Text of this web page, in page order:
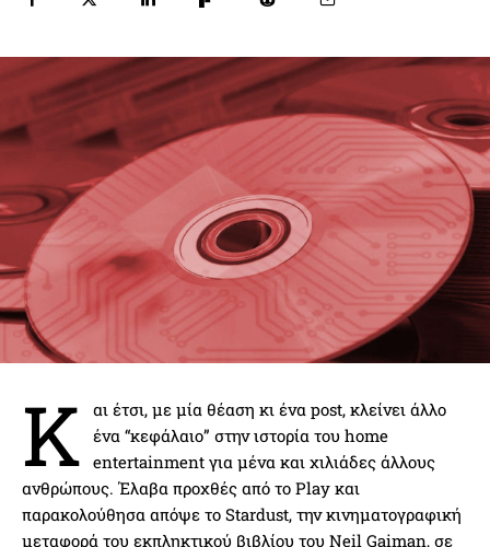
Κ αι έτσι, με μία θέαση κι ένα post, κλείνει άλλο
ένα “κεφάλαιο” στην ιστορία του home
entertainment για μένα και χιλιάδες άλλους
ανθρώπους. Έλαβα προχθές από το Play και
παρακολούθησα απόψε το Stardust, την κινηματογραφική
μεταφορά του εκπληκτικού βιβλίου του Neil Gaiman, σε